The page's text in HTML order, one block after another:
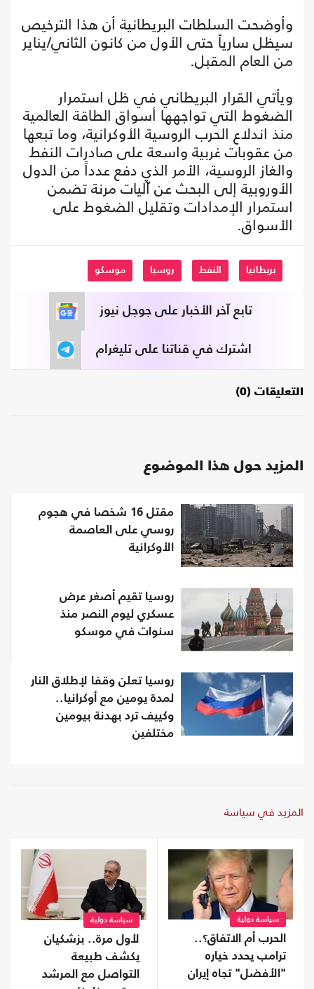
وأوضحت السلطات البريطانية أن هذا الترخيص
سيظل سارياً حتى الأول من كانون الثاني/يناير
من العام المقبل.
ويأتي القرار البريطاني في ظل استمرار
الضغوط التي تواجهها أسواق الطاقة العالمية
منذ اندلاع الحرب الروسية الأوكرانية، وما تبعها
من عقوبات غربية واسعة على صادرات النفط
والغاز الروسية، الأمر الذي دفع عدداً من الدول
الأوروبية إلى البحث عن آليات مرنة تضمن
استمرار الإمدادات وتقليل الضغوط على
الأسواق.
بريطانيا النفط روسيا موسكو
تابع آخر الأخبار على جوجل نيوز
اشترك في قناتنا على تليغرام
التعليقات (0)
المزيد حول هذا الموضوع
مقتل 16 شخصا في هجوم
روسي على العاصمة
الأوكرانية
روسيا تقيم أصغر عرض
عسكري ليوم النصر منذ
سنوات في موسكو
روسيا تعلن وقفا لإطلاق النار
لمدة يومين مع أوكرانيا..
وكييف ترد بهدنة بيومين
مختلفين
المزيد في سياسة
سياسة دولية
الحرب أم الاتفاق؟..
ترامب يحدد خياره
"الأفضل" تجاه إيران
سياسة دولية
لأول مرة.. بزشكيان
يكشف طبيعة
التواصل مع المرشد